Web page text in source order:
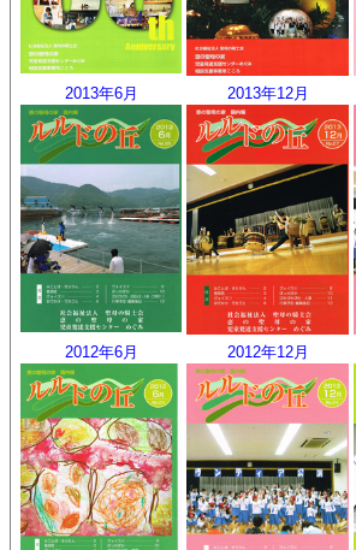
2013年6月 2013年12月
2012年6月 2012年12月